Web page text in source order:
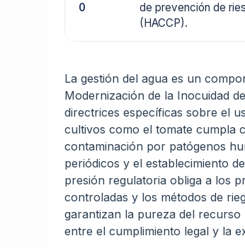
0
de prevención de
(HACCP).
La gestión del agua es un
Modernización de la Inocuidad
directrices específicas sobre el
cultivos como el tomate cumpla
contaminación por patógenos
periódicos y el establecimiento
presión regulatoria obliga a los
controladas y los métodos de
garantizan la pureza del
entre el cumplimiento legal y la